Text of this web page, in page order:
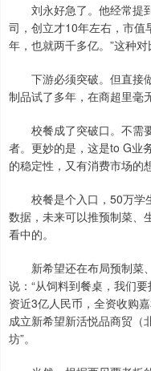
刘永好急了。他经常提到
司，创立才10年左右，市值
年，也就两千多亿。”这种对
下游必须突破。但直接
制品试了多年，在商超里毫
校餐成了突破口。不需
者。更妙的是，这是to G
的稳定性，又有消费市场的
校餐是个入口，50万学
数据，未来可以推预制菜、
看中的。
新希望还在布局预制菜
说：“从饲料到餐桌，我们
资近3亿人民币，全资收购
成立新希望新活悦品商贸（
坊”。